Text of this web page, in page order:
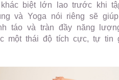
biệt lớn lao trước khi
và Yoga nói riêng sẽ
táo và tràn đầy năng
một thái độ tích cực, tự tin